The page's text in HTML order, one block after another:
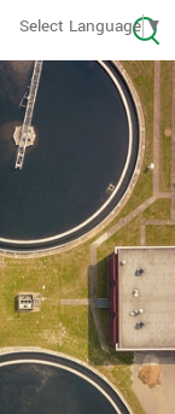
Select Language▼